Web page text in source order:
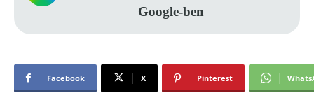
Google-ben
Facebook X Pinterest